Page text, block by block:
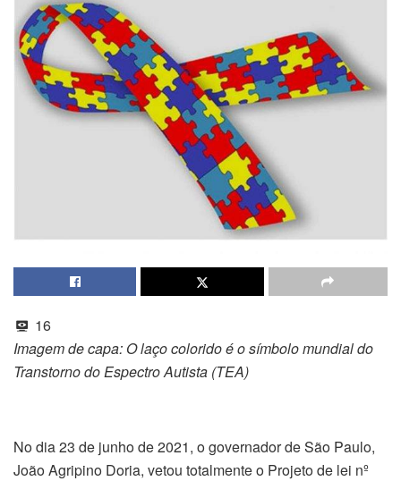
16
Imagem de capa: O laço colorido é o símbolo mundial do
Transtorno do Espectro Autista (TEA)
No dia 23 de junho de 2021, o governador de São Paulo,
João Agripino Doria, vetou totalmente o Projeto de lei nº